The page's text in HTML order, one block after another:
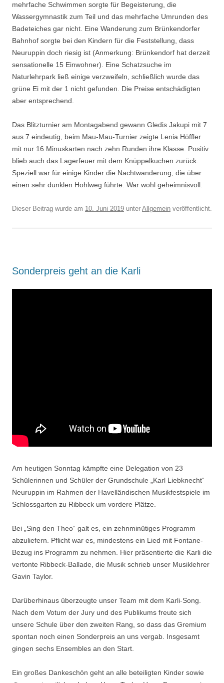
mehrfache Schwimmen sorgte für Begeisterung, die
Wassergymnastik zum Teil und das mehrfache Umrunden des
Badeteiches gar nicht. Eine Wanderung zum Brünkendorfer
Bahnhof sorgte bei den Kindern für die Feststellung, dass
Neuruppin doch riesig ist (Anmerkung: Brünkendorf hat derzeit
sensationelle 15 Einwohner). Eine Schatzsuche im
Naturlehrpark ließ einige verzweifeln, schließlich wurde das
grüne Ei mit der 1 nicht gefunden. Die Preise entschädigten
aber entsprechend.
Das Blitzturnier am Montagabend gewann Gledis Jakupi mit 7
aus 7 eindeutig, beim Mau-Mau-Turnier zeigte Lenia Höffler
mit nur 16 Minuskarten nach zehn Runden ihre Klasse. Positiv
blieb auch das Lagerfeuer mit dem Knüppelkuchen zurück.
Speziell war für einige Kinder die Nachtwanderung, die über
einen sehr dunklen Hohlweg führte. War wohl geheimnisvoll.
Dieser Beitrag wurde am 10. Juni 2019 unter Allgemein veröffentlicht.
Sonderpreis geht an die Karli
Am heutigen Sonntag kämpfte eine Delegation von 23
Schülerinnen und Schüler der Grundschule „Karl Liebknecht“
Neuruppin im Rahmen der Havelländischen Musikfestspiele im
Schlossgarten zu Ribbeck um vordere Plätze.
Bei „Sing den Theo“ galt es, ein zehnminütiges Programm
abzuliefern. Pflicht war es, mindestens ein Lied mit Fontane-
Bezug ins Programm zu nehmen. Hier präsentierte die Karli die
vertonte Ribbeck-Ballade, die Musik schrieb unser Musiklehrer
Gavin Taylor.
Darüberhinaus überzeugte unser Team mit dem Karli-Song.
Nach dem Votum der Jury und des Publikums freute sich
unsere Schule über den zweiten Rang, so dass das Gremium
spontan noch einen Sonderpreis an uns vergab. Insgesamt
gingen sechs Ensembles an den Start.
Ein großes Dankeschön geht an alle beteiligten Kinder sowie